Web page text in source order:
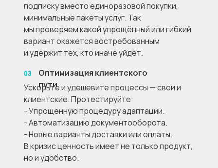
подписку вместо единоразовой покупки,
минимальные пакеты услуг. Так
мы проверяем какой упрощённый или гибкий
вариант окажется востребованным
и удержит тех, кто иначе уйдёт.
Оптимизация клиентского
пути
Ускорьте и удешевите процессы — свои и
клиентские. Протестируйте:
- Упрощенную процедуру адаптации.
- Автоматизацию документооборота.
- Новые варианты доставки или оплаты.
В кризис ценность имеет не только продукт,
но и удобство.
03